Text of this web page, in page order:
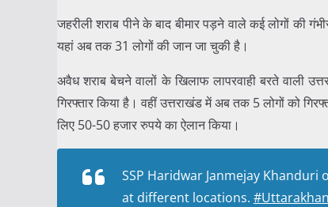
जहरीली शराब पीने के बाद बीमार पड़ने वाले कई लोगों की
यहां अब तक 31 लोगों की जान जा चुकी है।
अवैध शराब बेचने वालों के खिलाफ लापरवाही बरते वाली
गिरफ्तार किया है। वहीं उत्तराखंड में अब तक 5 लोगों को
लिए 50-50 हजार रुपये का ऐलान किया।
SSP Haridwar Janmejay
at different locations.